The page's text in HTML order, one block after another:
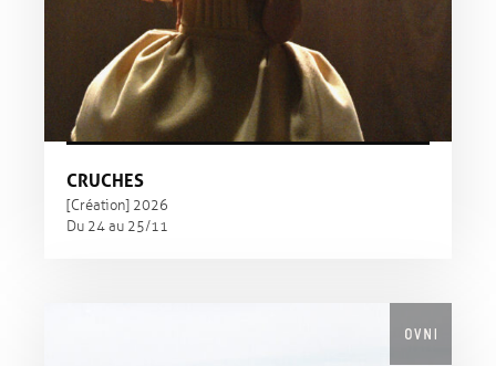
CRUCHES
[Création] 2026
Du 24 au 25/11